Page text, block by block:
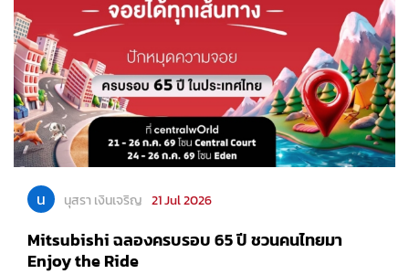
น นุสรา เงินเจริญ 21 Jul 2026
Mitsubishi ฉลองครบรอบ 65 ปี ชวนคนไทยมา
Enjoy the Ride